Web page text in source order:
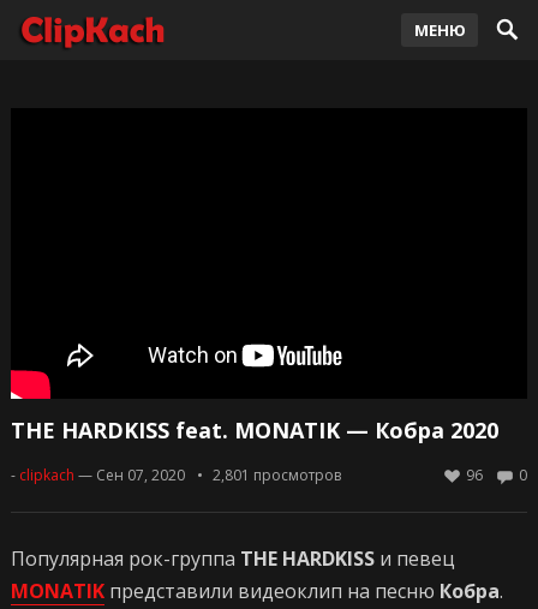
МЕНЮ
THE HARDKISS feat. MONATIK — Кобра 2020
- clipkach — Сен 07, 2020 2,801 просмотров 0
96
Популярная рок-группа THE HARDKISSи певец
MONATIKпредставили видеоклип на песню Кобра.